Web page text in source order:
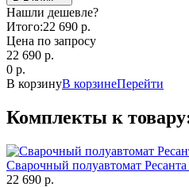
Нашли дешевле?
Итого:22 690 p.
Цена по запросу
22 690 p.
0 p.
В корзинуВ корзинеПерейти
Комплекты к
Сварочный полуавтомат
22 690 р.